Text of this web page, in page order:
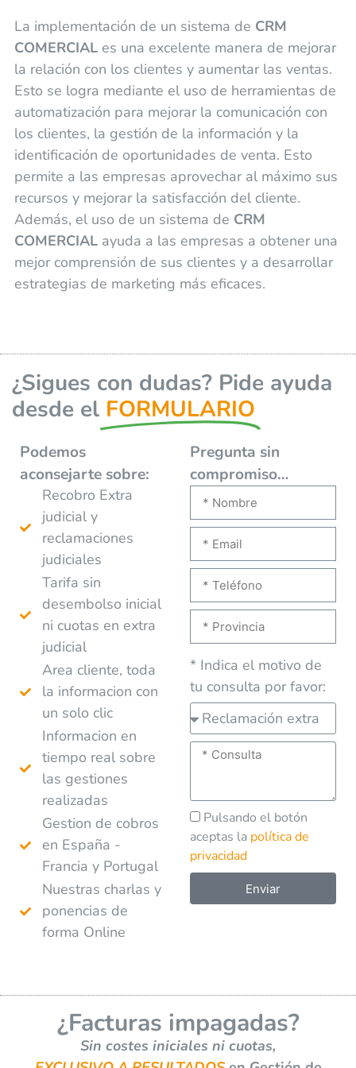
La implementación de un sistema de CRM
COMERCIALes una excelente manera de mejorar
la relación con los clientes y aumentar las ventas.
Esto se logra mediante el uso de herramientas de
automatización para mejorar la comunicación con
los clientes, la gestión de la información y la
identificación de oportunidades de venta. Esto
permite a las empresas aprovechar al máximo sus
recursos y mejorar la satisfacción del cliente.
Además, el uso de un sistema de CRM
COMERCIALayuda a las empresas a obtener una
mejor comprensión de sus clientes y a desarrollar
estrategias de marketing más eficaces.
¿Sigues con dudas? Pide ayuda
desde el FORMULARIO
Podemos
aconsejarte sobre:
Recobro Extra
judicial y
reclamaciones
judiciales
Tarifa sin
desembolso inicial
ni cuotas en extra
judicial
Area cliente, toda
la informacion con
un solo clic
Informacion en
tiempo real sobre
las gestiones
realizadas
Gestion de cobros
en España -
Francia y Portugal
Nuestras charlas y
ponencias de
forma Online
Pregunta sin
compromiso…
* Indica el motivo de
tu consulta por favor:
Pulsando el botón
aceptas la política de
privacidad
Enviar
r
n
a
¿Facturas impagadas?
Sin costes iniciales ni cuotas,